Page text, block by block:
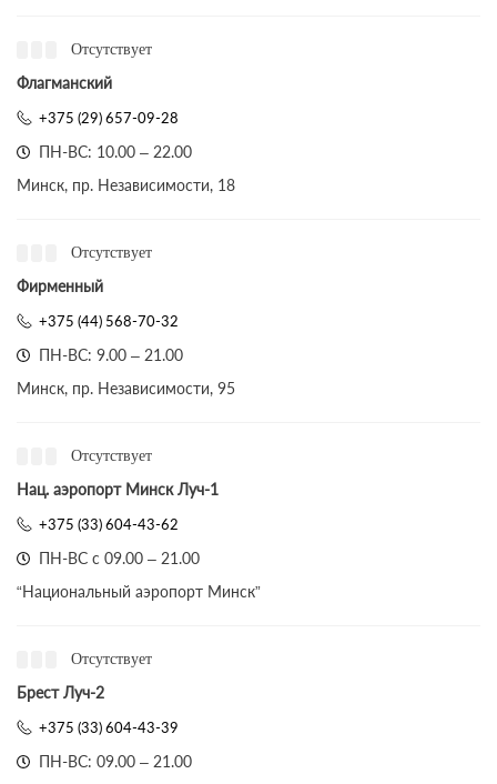
Отсутствует
Флагманский
+375 (29) 657-09-28
ПН-ВС: 10.00 – 22.00
Минск, пр. Независимости, 18
Отсутствует
Фирменный
+375 (44) 568-70-32
ПН-ВС: 9.00 – 21.00
Минск, пр. Независимости, 95
Отсутствует
Нац. аэропорт Минск Луч-1
+375 (33) 604-43-62
ПН-ВС с 09.00 – 21.00
“Национальный аэропорт Минск”
Отсутствует
Брест Луч-2
+375 (33) 604-43-39
ПН-ВС: 09.00 – 21.00